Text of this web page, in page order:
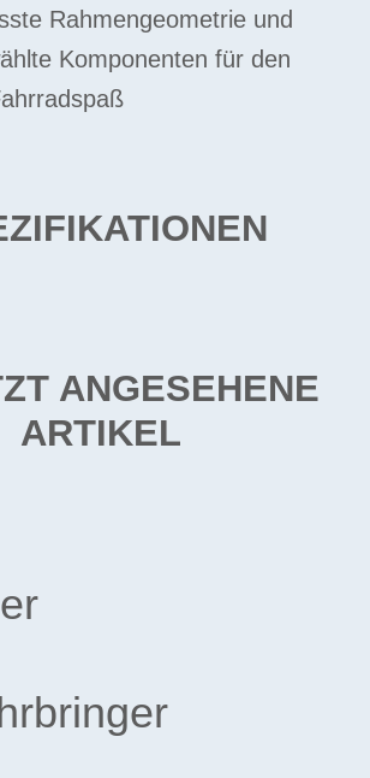
Rahmengeometrie und
Komponenten für den
ANGESEHENE
ARTIKEL